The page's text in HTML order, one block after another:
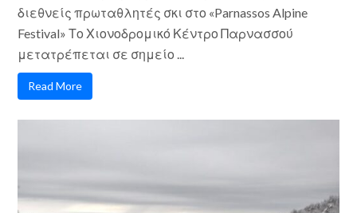
διεθνείς πρωταθλητές σκι στο «Parnassos Alpine
Festival» Το Χιονοδρομικό Κέντρο Παρνασσού
μετατρέπεται σε σημείο ...
Read More